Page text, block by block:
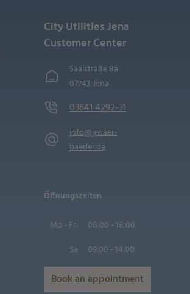
City Utilities Jena
Customer Center
Saalstraße 8a
07743 Jena
03641 4292-31
info@jenaer-
baeder.de
Öffnungszeiten
Mo - Fri
08:00 - 18:00
Sa
09:00 - 14:00
Book an appointment